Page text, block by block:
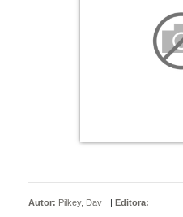
Autor: Pilkey, Dav | Editora: